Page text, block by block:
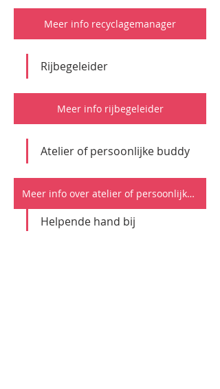
Meer info recyclagemanager
Rijbegeleider
Meer info rijbegeleider
Atelier of persoonlijke buddy
Meer info over atelier of persoonlijke buddy
Helpende hand bij